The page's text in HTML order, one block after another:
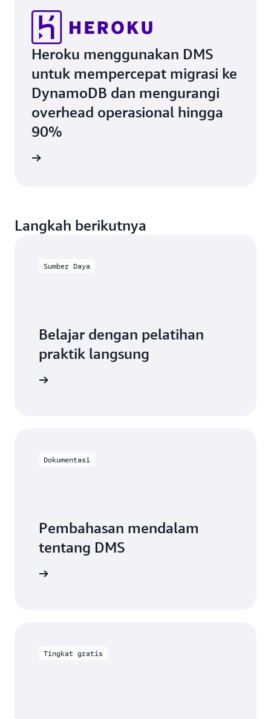
Heroku menggunakan DMS
untuk mempercepat migrasi ke
DynamoDB dan mengurangi
overhead operasional hingga
90%
Langkah berikutnya
Sumber Daya
Belajar dengan pelatihan
praktik langsung
Dokumentasi
Pembahasan mendalam
tentang DMS
Tingkat gratis